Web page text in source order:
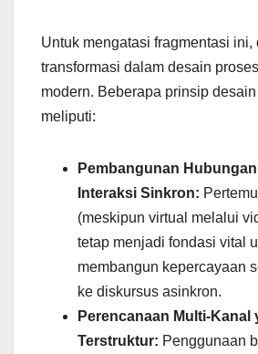
Untuk mengatasi fragmentasi ini,
transformasi dalam desain
modern. Beberapa prinsip
meliputi:
Pembangunan
Interaksi Sinkron:
(meskipun virtual melalui
tetap menjadi fondasi vital
membangun kepercayaan
ke diskursus asinkron.
Perencanaan Multi-Kanal
Terstruktur: Penggunaan